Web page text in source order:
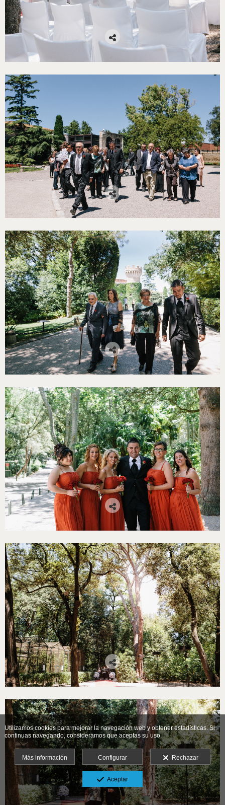
Utilizamos cookies para mejorar la navegación web y obtener estadísticas. Si
continuas navegando, consideramos que aceptas su uso.
Más información Configurar Rechazar
Aceptar